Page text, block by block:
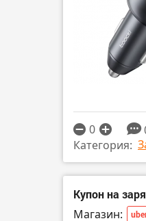
0
Категория:
Купон на
Магазин: